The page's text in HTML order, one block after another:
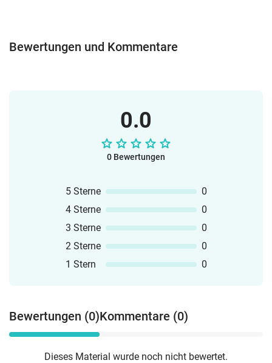
Bewertungen und Kommentare
0.0
0 Bewertungen
5 Sterne
0
4 Sterne
0
3 Sterne
0
2 Sterne
0
1 Stern
0
Bewertungen (0)Kommentare (0)
Dieses Material wurde noch nicht bewertet.